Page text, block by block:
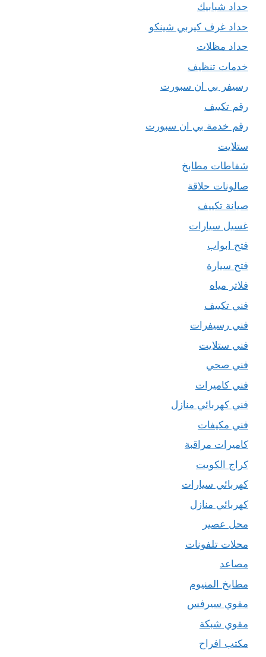
حداد شبابيك
حداد غرف كيربي شينكو
حداد مظلات
خدمات تنظيف
رسيفر بي ان سبورت
رقم تكييف
رقم خدمة بي ان سبورت
ستلايت
شفاطات مطابخ
صالونات حلاقة
صيانة تكييف
غسيل سيارات
فتح ابواب
فتح سيارة
فلاتر مياه
فني تكييف
فني رسيفرات
فني ستلايت
فني صحي
فني كاميرات
فني كهربائي منازل
فني مكيفات
كاميرات مراقبة
كراج الكويت
كهربائي سيارات
كهربائي منازل
محل عصير
محلات تلفونات
مصاعد
مطابخ المنيوم
مقوي سيرفس
مقوي شبكة
مكتب افراح